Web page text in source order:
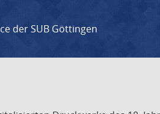
der SUB Göttingen